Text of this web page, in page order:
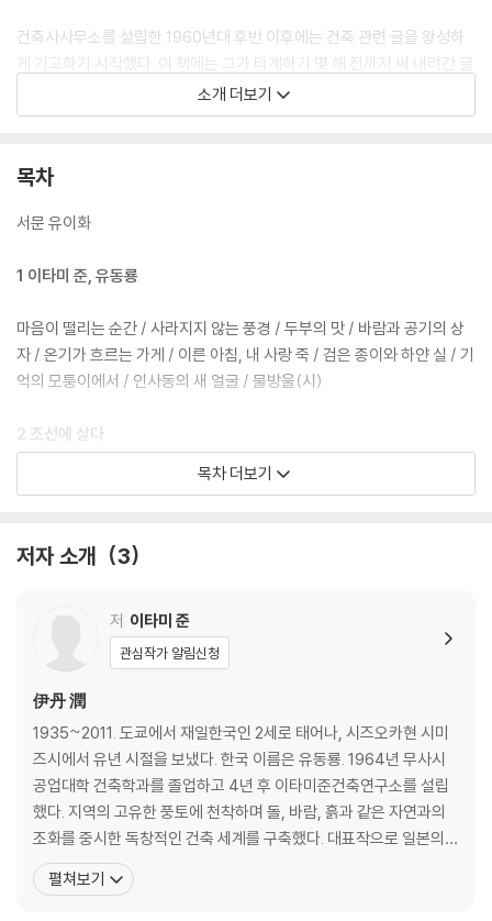
건축사사무소를 설립한 1960년대 후반 이후에는 건축 관련 글을 왕성하
게 기고하기 시작했다. 이 책에는 그가 타계하기 몇 해 전까지 써 내려간 글
과 다채로운 사진 자료가 수록되었다. 어린 시절의 기억과 일상적 경험에
서부터 조선시대 건축과 예술에 대한 탐구, 영감을 주고받은 건축가 및 예
이타미 준의 딸이자 아버지의 철학을 이어받아 일선에서 활약하고 있는 유
의 건축가’라고 여기며, 컴퓨터 설계를 배제하고 선 하나하나에 혼을 담아
모형이 되고, 모형이 건축이 되어가는 과정은 결국 손과 마음이 이어지고,
혼이 건축으로 탄생하는 일이기 때문이다. ─「서문(유이화 건축가)」에서
소개 더보기
목차
서문 유이화
1 이타미 준, 유동룡
마음이 떨리는 순간 / 사라지지 않는 풍경 / 두부의 맛 / 바람과 공기의 상
자 / 온기가 흐르는 가게 / 이른 아침, 내 사랑 죽 / 검은 종이와 하얀 실 / 기
억의 모퉁이에서 / 인사동의 새 얼굴 / 물방울(시)
2 조선에 살다
흙에서 흙으로 / 종묘, 무언의 건축 / 태양과 비애의 색 / 무아의 아름다움 /
‘손의 눈’을 통해 태어나다 / 하얗고 투명한 아름다움 / 자연의 섭리를 따른
르코르뷔지에와 스털링의 도시 / 비범한 땅, 아크로폴리스 / 아름다운 의
자를 만날 때 / 영혼의 드로잉 / 사진가 무라이 오사무 / 조각가 하야미 시
로 / 건축가 김중업 / 모던 코리아로 / 화가 곽인식 / 시라이 세이이치를 기
리며
4 나의 건축
돌과 새(시) / 돌의 언어 / 검은 상자 이야기─먹의 집 / 두 개의 상자─여백
목차 더보기
저자 소개 3
저 이타미 준
관심작가 알림신청
伊丹 潤
1935~2011. 도쿄에서 재일한국인 2세로 태어나, 시즈오카현 시미
즈시에서 유년 시절을 보냈다. 한국 이름은 유동룡. 1964년 무사시
공업대학 건축학과를 졸업하고 4년 후 이타미준건축연구소를 설립
했다. 지역의 고유한 풍토에 천착하며 돌, 바람, 흙과 같은 자연과의
조화를 중시한 독창적인 건축 세계를 구축했다. 대표작으로 일본의
‘먹의 집’ ‘석채의 교회’ ‘M 빌딩’, 한국의 ‘온양미술관’ ‘포도호텔’ ‘수·
풍·석미술관’ ‘방주교회’ 등이 있다. 2003년 아시아인 최초로 프랑스
펼쳐보기